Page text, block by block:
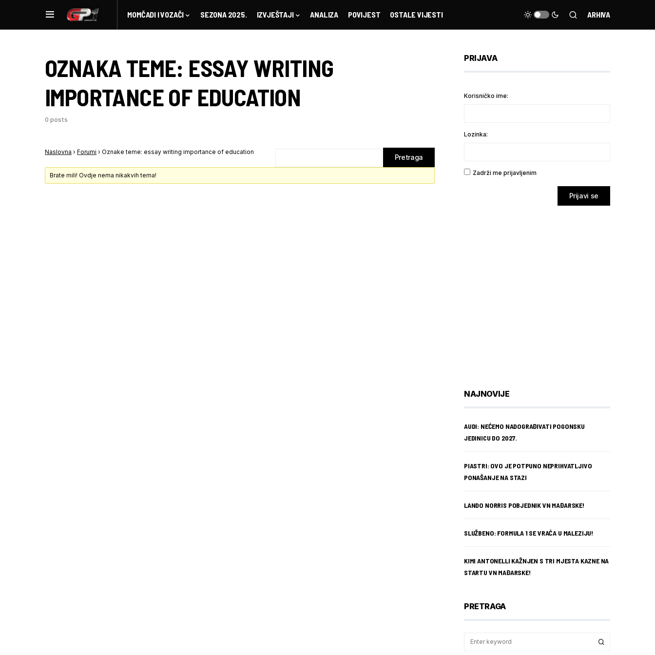
MOMČADI I VOZAČI SEZONA 2025. IZVJEŠTAJI ANALIZA POVIJEST OSTALE VIJESTI ARHIVA
OZNAKA TEME: ESSAY WRITING
IMPORTANCE OF EDUCATION
0 posts
Naslovna › Forumi › Oznake teme: essay writing importance of education
Brate mili! Ovdje nema nikakvih tema!
PRIJAVA
Korisničko ime:
Lozinka:
Zadrži me prijavljenim
Prijavi se
NAJNOVIJE
AUDI: NEĆEMO NADOGRAĐIVATI POGONSKU
JEDINICU DO 2027.
PIASTRI: OVO JE POTPUNO NEPRIHVATLJIVO
PONAŠANJE NA STAZI
LANDO NORRIS POBJEDNIK VN MAĐARSKE!
SLUŽBENO: FORMULA 1 SE VRAĆA U MALEZIJU!
KIMI ANTONELLI KAŽNJEN S TRI MJESTA KAZNE NA
STARTU VN MAĐARSKE!
PRETRAGA